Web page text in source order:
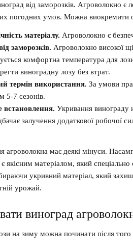
від заморозків. Агроволокно є
погодних умов. Можна виокремити
матеріалу. Агроволокно є
заморозків. Агроволокно високої
комфортна температура для
виноградну лозу без втрат.
термін використання. За умови
5-7 сезонів.
Укривання винограду
залучення додаткової робочої
агроволокна має деякі мінуси.
якісним матеріалом, який
укривний матеріал, який
урожай.
виноград
на зиму можна починати після того